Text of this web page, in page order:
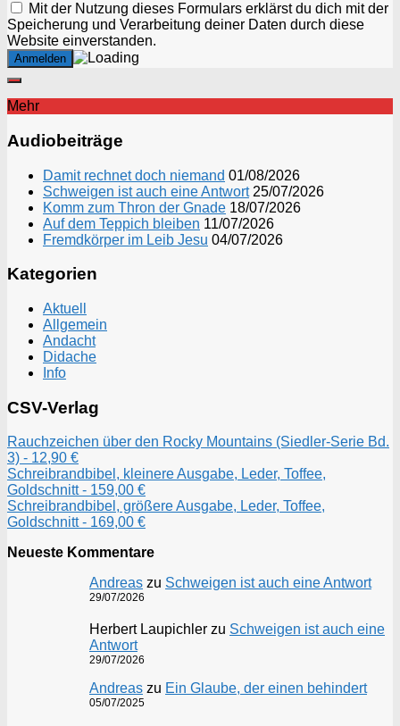
Mit der Nutzung dieses Formulars erklärst du dich mit der
Speicherung und Verarbeitung deiner Daten durch diese
Website einverstanden.
Mehr
Audiobeiträge
Damit rechnet doch niemand 01/08/2026
Schweigen ist auch eine Antwort 25/07/2026
Komm zum Thron der Gnade 18/07/2026
Auf dem Teppich bleiben 11/07/2026
Fremdkörper im Leib Jesu 04/07/2026
Kategorien
Aktuell
Allgemein
Andacht
Didache
Info
CSV-Verlag
Rauchzeichen über den Rocky Mountains (Siedler-Serie Bd.
3) - 12,90 €
Schreibrandbibel, kleinere Ausgabe, Leder, Toffee,
Goldschnitt - 159,00 €
Schreibrandbibel, größere Ausgabe, Leder, Toffee,
Goldschnitt - 169,00 €
Neueste Kommentare
Andreas zu Schweigen ist auch eine Antwort
29/07/2026
Herbert Laupichler zu Schweigen ist auch eine
Antwort
29/07/2026
Andreas zu Ein Glaube, der einen behindert
05/07/2025